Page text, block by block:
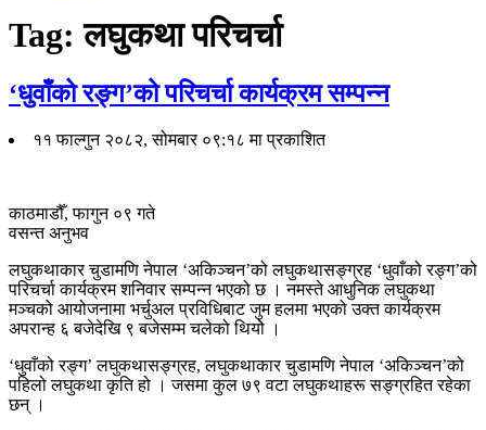
Tag:लघुकथा परिचर्चा
‘धुवाँको रङ्ग’को परिचर्चा कार्यक्रम सम्पन्न
११ फाल्गुन २०८२, सोमबार ०९:१८ मा प्रकाशित
काठमाडौँ, फागुन ०९ गते
वसन्त अनुभव
लघुकथाकार चुडामणि नेपाल ‘अकिञ्चन’को लघुकथासङ्ग्रह ‘धुवाँको रङ्ग’को
परिचर्चा कार्यक्रम शनिवार सम्पन्न भएको छ । नमस्ते आधुनिक लघुकथा
मञ्चको आयोजनामा भर्चुअल प्रविधिबाट जुम हलमा भएको उक्त कार्यक्रम
अपरान्ह ६ बजेदेखि ९ बजेसम्म चलेको थियोे ।
‘धुवाँको रङ्ग’ लघुकथासङ्ग्रह, लघुकथाकार चुडामणि नेपाल ‘अकिञ्चन’को
पहिलो लघुकथा कृति हो । जसमा कुल ७९ वटा लघुकथाहरू सङ्ग्रहित रहेका
छन् ।